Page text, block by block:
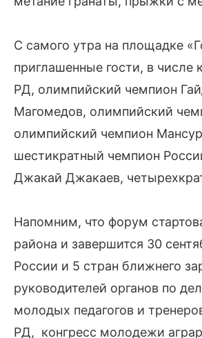
С самого утра на площадке
приглашенные гости, в числе
РД, олимпийский чемпион
Магомедов, олимпийский
олимпийский чемпион
шестикратный чемпион
Джакай Джакаев,
Напомним, что форум
района и завершится 30
России и 5 стран ближнего
руководителей органов по
молодых педагогов и
РД, конгресс молодежи